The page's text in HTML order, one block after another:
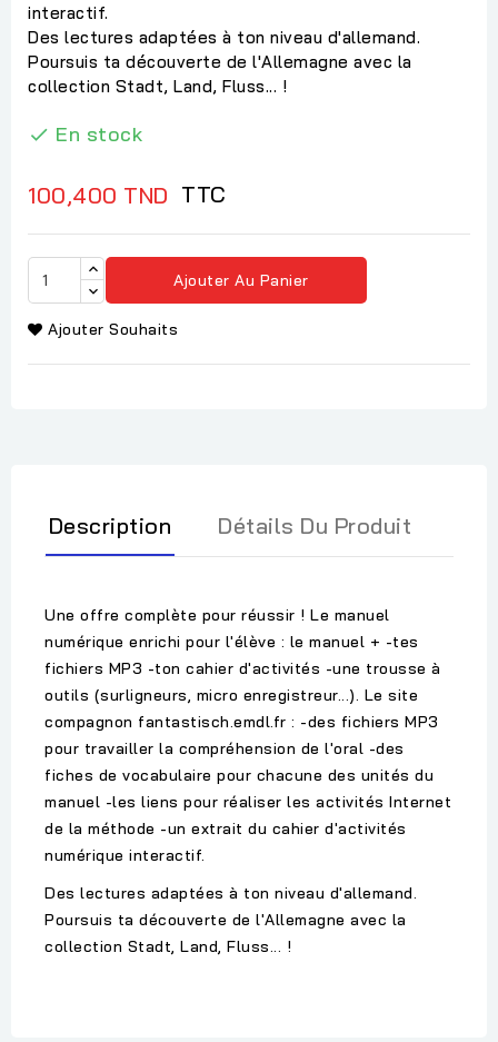
interactif.
Des lectures adaptées à ton niveau d'allemand.
Poursuis ta découverte de l'Allemagne avec la
collection Stadt, Land, Fluss... !
 En stock
100,400 TND TTC
Ajouter Au Panier
Ajouter Souhaits
Description Détails Du Produit
Une offre complète pour réussir ! Le manuel
numérique enrichi pour l'élève : le manuel + -tes
fichiers MP3 -ton cahier d'activités -une trousse à
outils (surligneurs, micro enregistreur...). Le site
compagnon fantastisch.emdl.fr : -des fichiers MP3
pour travailler la compréhension de l'oral -des
fiches de vocabulaire pour chacune des unités du
manuel -les liens pour réaliser les activités Internet
de la méthode -un extrait du cahier d'activités
numérique interactif.
Des lectures adaptées à ton niveau d'allemand.
Poursuis ta découverte de l'Allemagne avec la
collection Stadt, Land, Fluss... !